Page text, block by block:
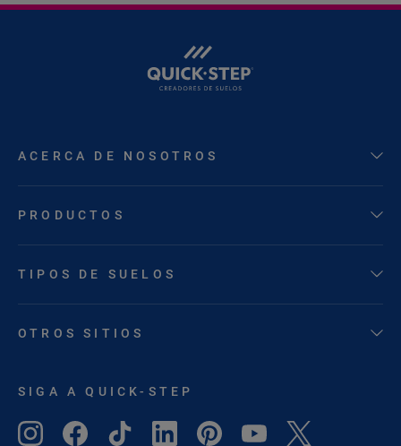
ACERCA DE NOSOTROS
PRODUCTOS
TIPOS DE SUELOS
OTROS SITIOS
SIGA A QUICK-STEP